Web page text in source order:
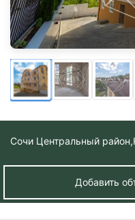
Сочи Центральный район,
Добавить